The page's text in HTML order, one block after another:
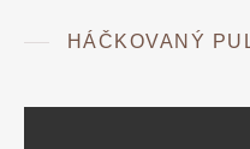
HÁČKOVANÝ